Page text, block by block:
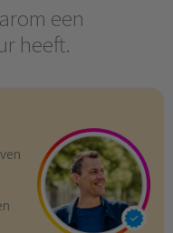
een
heeft.